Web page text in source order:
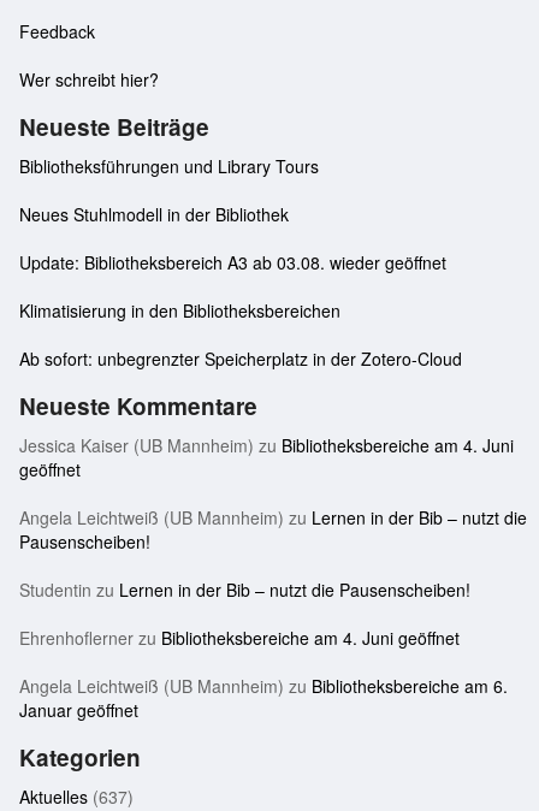
Feedback
Wer schreibt hier?
Neueste Beiträge
Bibliotheksführungen und Library Tours
Neues Stuhlmodell in der Bibliothek
Update: Bibliotheksbereich A3 ab 03.08. wieder geöffnet
Klimatisierung in den Bibliotheksbereichen
Ab sofort: unbegrenzter Speicherplatz in der Zotero-Cloud
Neueste Kommentare
Jessica Kaiser (UB Mannheim) zu Bibliotheksbereiche am 4. Juni
geöffnet
Angela Leichtweiß (UB Mannheim) zu Lernen in der Bib – nutzt die
Pausenscheiben!
Studentin zu Lernen in der Bib – nutzt die Pausenscheiben!
Ehrenhoflerner zu Bibliotheksbereiche am 4. Juni geöffnet
Angela Leichtweiß (UB Mannheim) zu Bibliotheksbereiche am 6.
Januar geöffnet
Kategorien
Aktuelles (637)